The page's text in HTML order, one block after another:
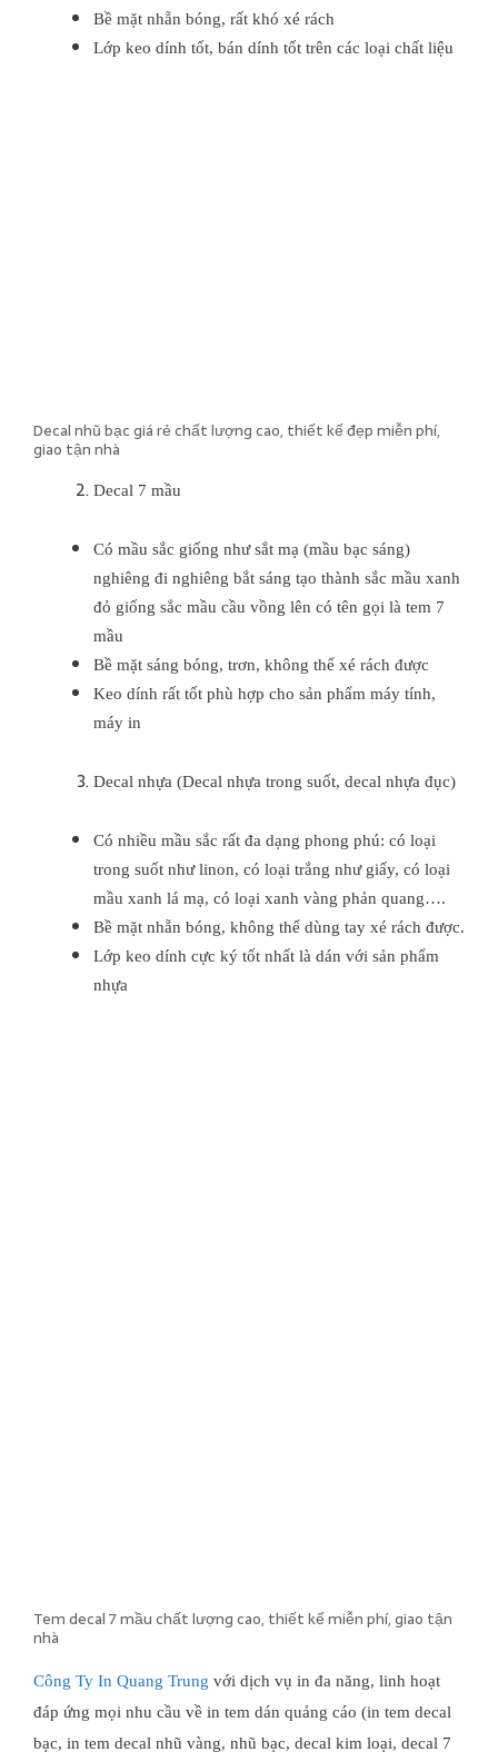
Bề mặt nhẵn bóng, rất khó xé rách
Lớp keo dính tốt, bán dính tốt trên các loại chất liệu
Decal nhũ bạc giá rẻ chất lượng cao, thiết kế đẹp miễn phí,
giao tận nhà
Decal 7 mầu
Có mầu sắc giống như sắt mạ (mầu bạc sáng)
nghiêng đi nghiêng bắt sáng tạo thành sắc mầu xanh
đỏ giống sắc mầu cầu vồng lên có tên gọi là tem 7
mầu
Bề mặt sáng bóng, trơn, không thể xé rách được
Keo dính rất tốt phù hợp cho sản phẩm máy tính,
máy in
Decal nhựa (Decal nhựa trong suốt, decal nhựa đục)
Có nhiều mầu sắc rất đa dạng phong phú: có loại
trong suốt như linon, có loại trắng như giấy, có loại
mầu xanh lá mạ, có loại xanh vàng phản quang….
Bề mặt nhẵn bóng, không thể dùng tay xé rách được.
Lớp keo dính cực ký tốt nhất là dán với sản phẩm
nhựa
Tem decal 7 mầu chất lượng cao, thiết kế miễn phí, giao tận
nhà
Công Ty In Quang Trung với dịch vụ in đa năng, linh hoạt
đáp ứng mọi nhu cầu về in tem dán quảng cáo (in tem decal
bạc, in tem decal nhũ vàng, nhũ bạc, decal kim loại, decal 7